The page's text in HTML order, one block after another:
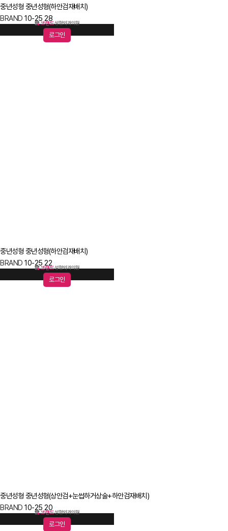
중년성형 중년성형(하안검재배치)
BRAND 10-25 28
로그인
중년성형 중년성형(하안검재배치)
BRAND 10-25 22
로그인
중년성형 중년성형(상안검+눈썹하거상술+하안검재배치)
BRAND 10-25 20
로그인